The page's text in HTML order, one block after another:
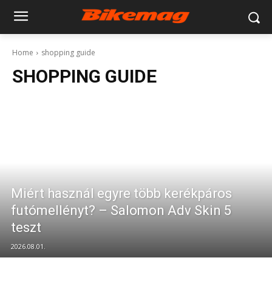
Home shopping guide
SHOPPING GUIDE
Miért használ egyre több kerékpáros
futómellényt? – Salomon Adv Skin 5
teszt
2026.08.01.